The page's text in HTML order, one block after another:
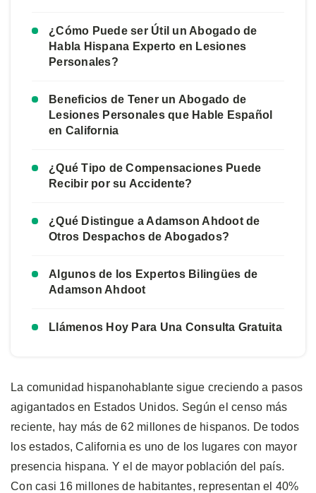
¿Cómo Puede ser Útil un Abogado de
Habla Hispana Experto en Lesiones
Personales?
Beneficios de Tener un Abogado de
Lesiones Personales que Hable Español
en California
¿Qué Tipo de Compensaciones Puede
Recibir por su Accidente?
¿Qué Distingue a Adamson Ahdoot de
Otros Despachos de Abogados?
Algunos de los Expertos Bilingües de
Adamson Ahdoot
Llámenos Hoy Para Una Consulta Gratuita
La comunidad hispanohablante sigue creciendo a pasos
agigantados en Estados Unidos. Según el censo más
reciente, hay más de 62 millones de hispanos. De todos
los estados, California es uno de los lugares con mayor
presencia hispana. Y el de mayor población del país.
Con casi 16 millones de habitantes, representan el 40%